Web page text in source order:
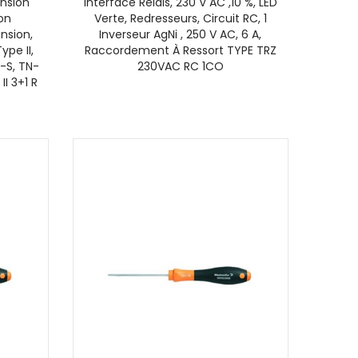
II,
S, TN-
3+1 R
Verte, Redresseurs, Circuit RC, 1
Inverseur AgNi , 250 V AC, 6 A,
Raccordement À Ressort TYPE TRZ
230VAC RC 1CO